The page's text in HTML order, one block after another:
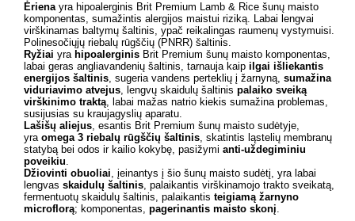
Ėriena yra hipoalerginis Brit Premium Lamb & Rice šunų maisto
komponentas, sumažintis alergijos maistui riziką. Labai lengvai
virškinamas baltymų šaltinis, ypač reikalingas raumenų vystymuisi.
Polinesočiųjų riebalų rūgščių (PNRR) šaltinis.
Ryžiai yra hipoalerginis Brit Premium šunų maisto komponentas,
labai geras angliavandenių šaltinis, tarnauja kaip ilgai išliekantis
energijos šaltinis, sugeria vandens perteklių į žarnyną, sumažina
viduriavimo atvejus, lengvų skaidulų šaltinis palaiko sveiką
virškinimo traktą, labai mažas natrio kiekis sumažina problemas,
susijusias su kraujagyslių aparatu.
Lašišų aliejus, esantis Brit Premium šunų maisto sudėtyje,
yra omega 3 riebalų rūgščių šaltinis, skatintis ląstelių membranų
statybą bei odos ir kailio kokybę, pasižymi anti-uždegiminiu
poveikiu.
Džiovinti obuoliai, įeinantys į šio šunų maisto sudėtį, yra labai
lengvas skaidulų šaltinis, palaikantis virškinamojo trakto sveikatą,
fermentuotų skaidulų šaltinis, palaikantis teigiamą žarnyno
microflorą; komponentas, pagerinantis maisto skonį.